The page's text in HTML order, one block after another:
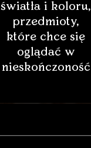
światła i koloru,
przedmioty,
które chce się
oglądać w
nieskończoność